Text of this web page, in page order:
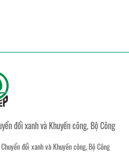
đổi xanh và Khuyến công, Bộ Công
đổi xanh và Khuyến công, Bộ Công